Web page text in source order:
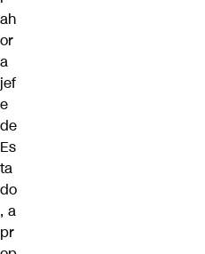
ah
or
a
jef
e
de
Es
ta
do
, a
pr